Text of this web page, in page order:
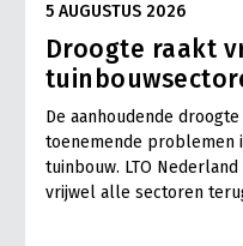
5 AUGUSTUS 2026
Droogte raakt
De aanhoudende
toenemende problemen
tuinbouw. LTO
vrijwel alle sectoren